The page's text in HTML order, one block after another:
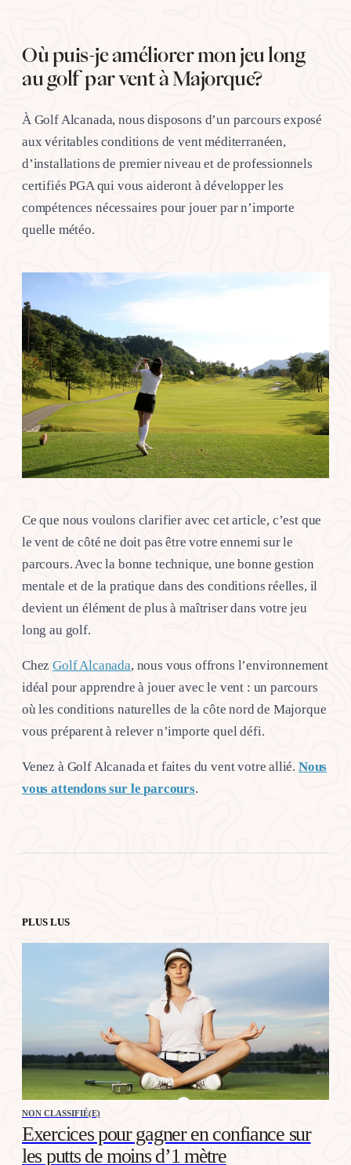
Où puis-je améliorer mon jeu long
au golf par vent à Majorque?
À Golf Alcanada, nous disposons d’un parcours exposé
aux véritables conditions de vent méditerranéen,
d’installations de premier niveau et de professionnels
certifiés PGA qui vous aideront à développer les
compétences nécessaires pour jouer par n’importe
quelle météo.
Ce que nous voulons clarifier avec cet article, c’est que
le vent de côté ne doit pas être votre ennemi sur le
parcours. Avec la bonne technique, une bonne gestion
mentale et de la pratique dans des conditions réelles, il
devient un élément de plus à maîtriser dans votre jeu
long au golf.
ChezGolf Alcanada, nous vous offrons l’environnement
idéal pour apprendre à jouer avec le vent : un parcours
où les conditions naturelles de la côte nord de Majorque
vous préparent à relever n’importe quel défi.
Venez à Golf Alcanada et faites du vent votre allié. Nous
vous attendons sur le parcours.
PLUS LUS
NON CLASSIFIÉ(E)
Exercices pour gagner en confiance sur
les putts de moins d’1 mètre